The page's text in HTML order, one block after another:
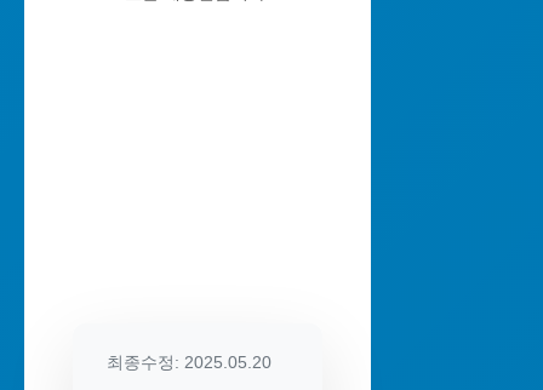
최종수정: 2025.05.20